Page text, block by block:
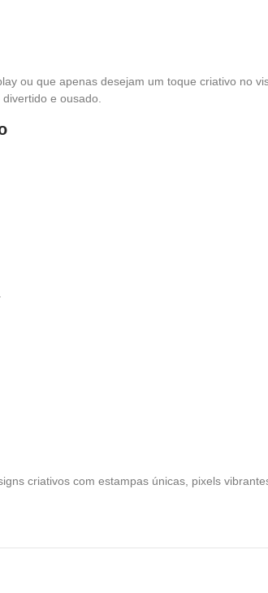
ou que apenas desejam um toque criativo no
e ousado.
criativos com estampas únicas, pixels